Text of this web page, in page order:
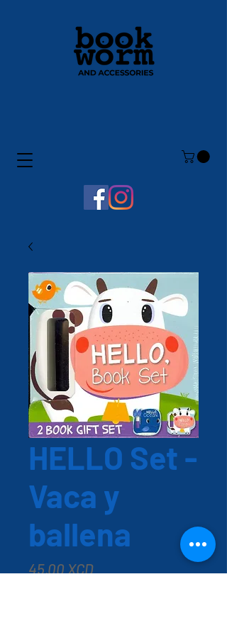
HELLO Set -
Vaca y
ballena
45,00 XCDPrecio